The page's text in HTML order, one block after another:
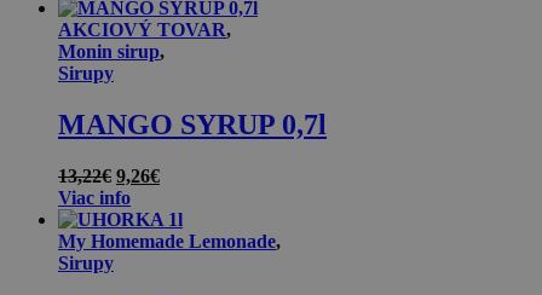
AKCIOVÝ TOVAR,
Monin sirup,
Sirupy
MANGO SYRUP 0,7l
13,22€ Pôvodná
cena
bola:
13,22€.
9,26€Aktuálna
je:
9,26€.
Viac info
My Homemade Lemonade,
Sirupy